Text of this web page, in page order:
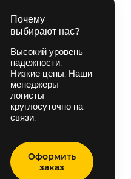
Почему
выбирают нас?
Высокий уровень
надежности.
Низкие цены. Наши
менеджеры-
логисты
круглосуточно на
связи.
Оформить
заказ